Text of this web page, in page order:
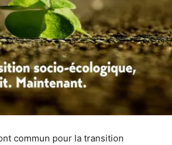
commun pour la transition